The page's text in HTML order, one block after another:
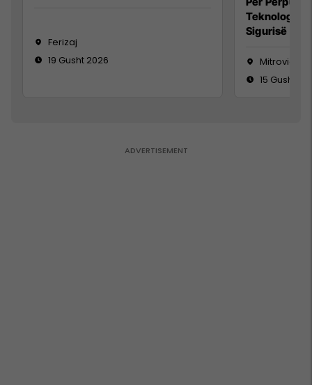
Ferizaj
19 Gusht 2026
Teknolog/e
Sigurisë së
Mitrovicë
15 Gusht